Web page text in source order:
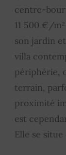
centre-
11 500 €/
son jardin
villa
périphérie,
terrain,
proximité
est
Elle se